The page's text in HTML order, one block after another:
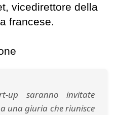
vicedirettore della
francese.
up saranno invitate
una giuria che riunisce